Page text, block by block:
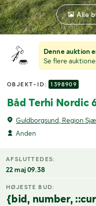
Denne auktion
Se flere
OBJEKT-ID: 1398909
Båd Terhi Nordic
Guldborgsund, Region
Anden
Alle
AFSLUTTEDES:
22 maj 09.38
HØJESTE BUD:
{bid, number,